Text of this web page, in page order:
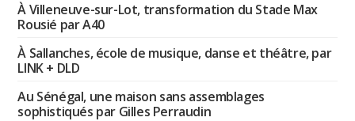
À Villeneuve-sur-Lot, transformation du Stade Max
Rousié par A40
À Sallanches, école de musique, danse et théâtre, par
LINK + DLD
Au Sénégal, une maison sans assemblages
sophistiqués par Gilles Perraudin